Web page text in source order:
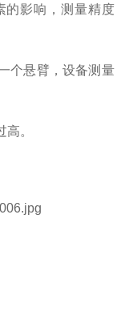
的影响，测量精度
个悬臂，设备测量
。